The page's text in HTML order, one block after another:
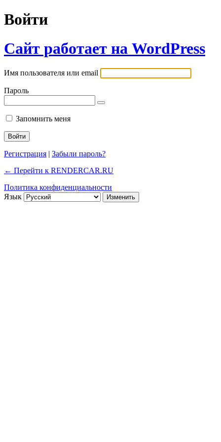
Войти
Сайт работает на WordPress
Имя пользователя или email
Пароль
Запомнить меня
Регистрация | Забыли пароль?
← Перейти к RENDERCAR.RU
Политика конфиденциальности
Язык